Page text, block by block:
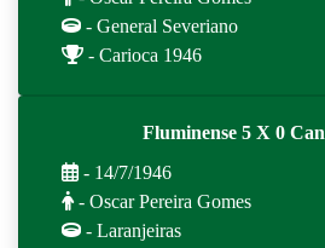
- General Severiano
- Carioca 1946
Fluminense 5 X 0
- 14/7/1946
- Oscar Pereira Gomes
- Laranjeiras